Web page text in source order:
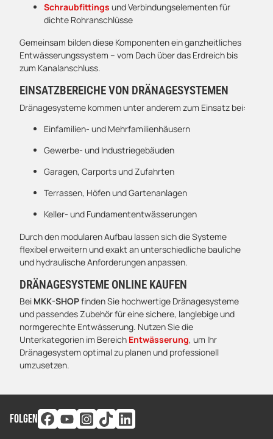
Schraubfittings und Verbindungselementen für
dichte Rohranschlüsse
Gemeinsam bilden diese Komponenten ein ganzheitliches
Entwässerungssystem – vom Dach über das Erdreich bis
zum Kanalanschluss.
EINSATZBEREICHE VON DRÄNAGESYSTEMEN
Dränagesysteme kommen unter anderem zum Einsatz bei:
Einfamilien- und Mehrfamilienhäusern
Gewerbe- und Industriegebäuden
Garagen, Carports und Zufahrten
Terrassen, Höfen und Gartenanlagen
Keller- und Fundamententwässerungen
Durch den modularen Aufbau lassen sich die Systeme
flexibel erweitern und exakt an unterschiedliche bauliche
und hydraulische Anforderungen anpassen.
DRÄNAGESYSTEME ONLINE KAUFEN
Bei MKK-SHOPfinden Sie hochwertige Dränagesysteme
und passendes Zubehör für eine sichere, langlebige und
normgerechte Entwässerung. Nutzen Sie die
Unterkategorien im Bereich Entwässerung, um Ihr
Dränagesystem optimal zu planen und professionell
umzusetzen.
FOLGEN